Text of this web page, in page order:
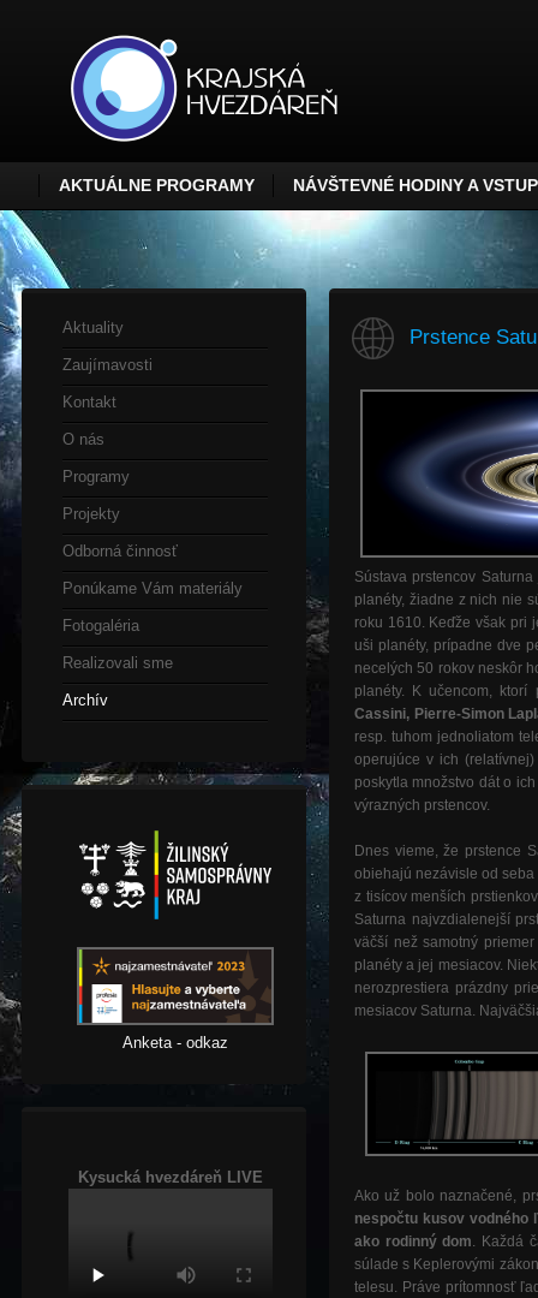
AKTUÁLNE PROGRAMY NÁVŠTEVNÉ HODINY A
Aktuality
Zaujímavosti
Kontakt
O nás
Programy
Projekty
Odborná činnosť
Ponúkame Vám materiály
Fotogaléria
Realizovali sme
Archív
Anketa - odkaz
Kysucká hvezdáreň LIVE
Prstence
Sústava prstencov
planéty, žiadne z nich nie
roku 1610. Keďže však pri
uši planéty, prípadne dve
necelých 50 rokov neskôr
planéty. K učencom,
Cassini, Pierre-Simon
resp. tuhom jednoliatom
operujúce v ich
poskytla množstvo dát o
výrazných prstencov.
Dnes vieme, že prstence
obiehajú nezávisle od
z tisícov menších
Saturna najvzdialenejší
väčší než samotný
planéty a jej mesiacov.
nerozprestiera prázdny
mesiacov Saturna.
Ako už bolo naznačené,
nespočtu kusov
ako rodinný dom. Každá
súlade s Keplerovými
telesu. Práve prítomnosť